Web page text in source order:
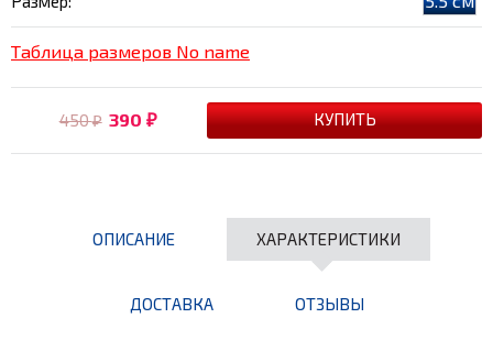
Таблица размеров No name
450₽ 390 ₽
ОПИСАНИЕ ХАРАКТЕРИСТИКИ
ДОСТАВКА ОТЗЫВЫ